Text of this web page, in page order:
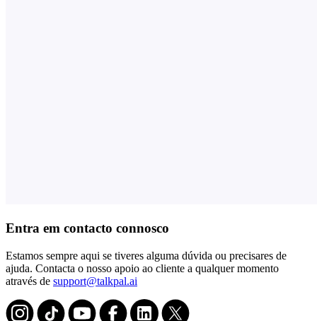
Entra em contacto connosco
Estamos sempre aqui se tiveres alguma dúvida ou precisares de
ajuda. Contacta o nosso apoio ao cliente a qualquer momento
através de support@talkpal.ai